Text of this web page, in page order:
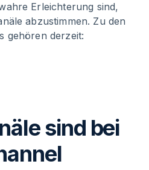
Erleichterung sind,
abzustimmen. Zu den
gehören derzeit:
sind bei